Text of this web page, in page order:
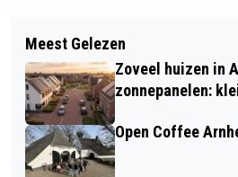
Meest Gelezen
Zoveel huizen in
zonnepanelen:
Open Coffee